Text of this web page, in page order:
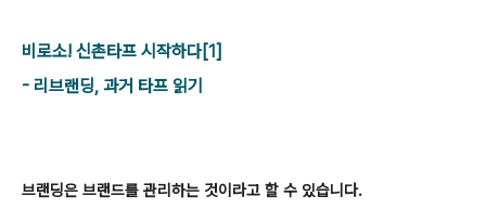
비로소! 신촌타프 시작하다[1]
- 리브랜딩, 과거 타프 읽기
브랜딩은 브랜드를 관리하는 것이라고 할 수 있습니다.